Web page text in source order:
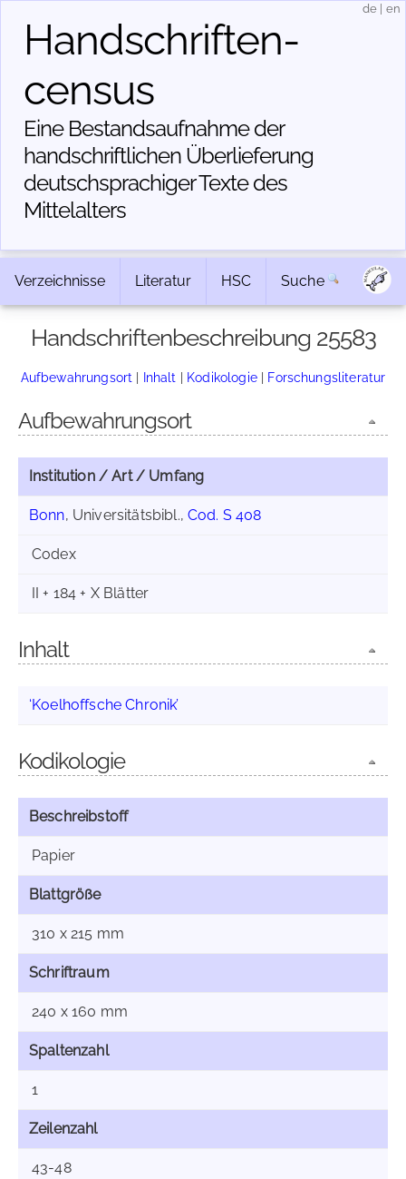
Handschriften­
census
Eine Bestandsaufnahme der
handschriftlichen Über­lieferung
deutschsprachiger Texte des
Mittelalters
de en
Verzeichnisse Literatur HSC Suche
Handschriftenbeschreibung 25583
Aufbewahrungsort | Inhalt | Kodikologie| Forschungsliteratur
Aufbewahrungsort
Institution / Art / Umfang
Bonn, Universitätsbibl.,Cod. S 408
Codex
II + 184 + X Blätter
Inhalt
‘Koelhoffsche Chronik’
Kodikologie
Beschreibstoff
Papier
Blattgröße
310 x 215 mm
Schriftraum
240 x 160 mm
Spaltenzahl
1
Zeilenzahl
43-48